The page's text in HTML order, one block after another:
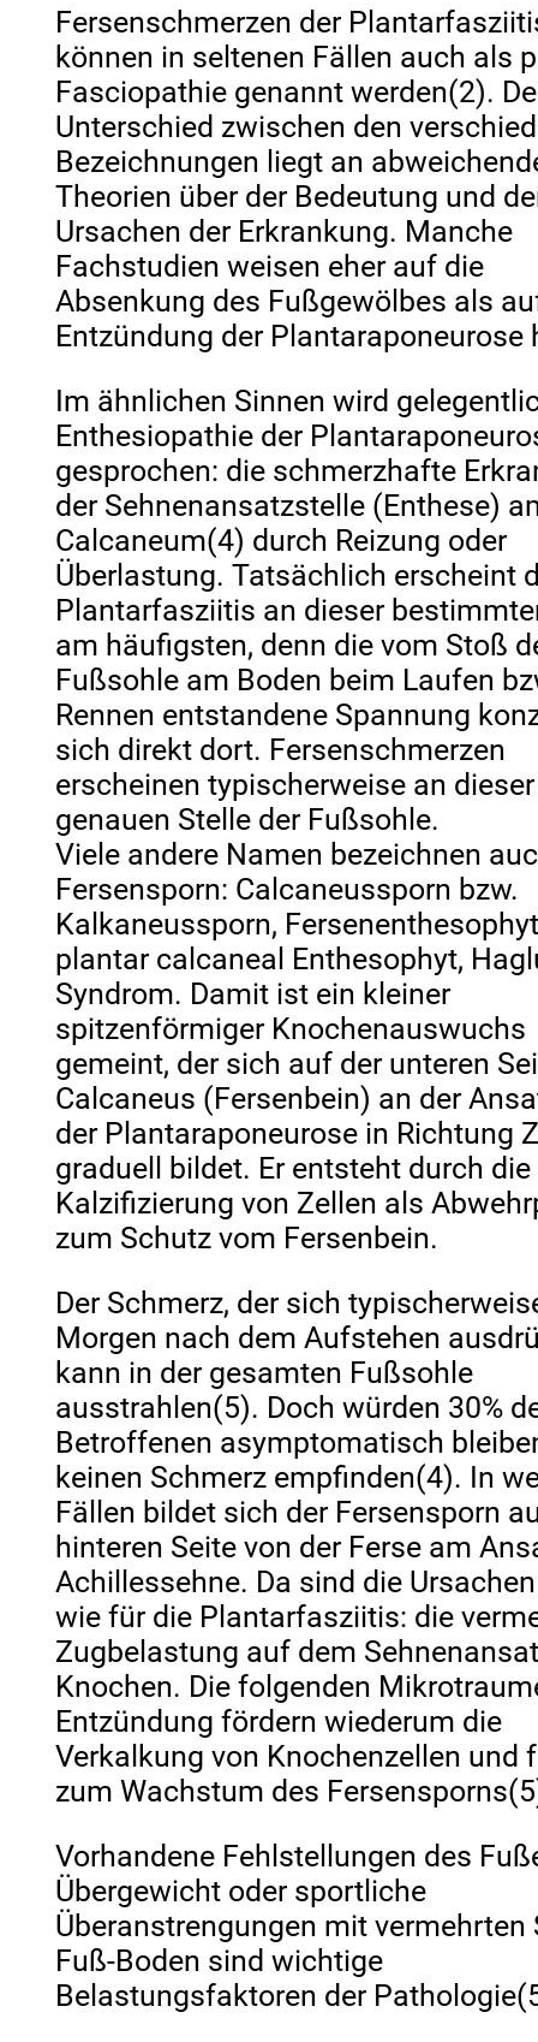
Fersenschmerzen der
können in seltenen Fällen auch als
Fasciopathie genannt werden(2).
Unterschied zwischen den
Bezeichnungen liegt an
Theorien über der Bedeutung und
Ursachen der Erkrankung. Manche
Fachstudien weisen eher auf die
Absenkung des Fußgewölbes als
Entzündung der Plantaraponeurose
Im ähnlichen Sinnen wird
Enthesiopathie der
gesprochen: die schmerzhafte
der Sehnenansatzstelle (Enthese)
Calcaneum(4) durch Reizung oder
Überlastung. Tatsächlich erscheint
Plantarfasziitis an dieser
am häufigsten, denn die vom Stoß
Fußsohle am Boden beim Laufen
Rennen entstandene Spannung
sich direkt dort. Fersenschmerzen
erscheinen typischerweise an dieser
genauen Stelle der Fußsohle.
Viele andere Namen bezeichnen
Fersensporn: Calcaneussporn bzw.
Kalkaneussporn,
plantar calcaneal Enthesophyt,
Syndrom. Damit ist ein kleiner
spitzenförmiger Knochenauswuchs
gemeint, der sich auf der unteren
Calcaneus (Fersenbein) an der
der Plantaraponeurose in Richtung
graduell bildet. Er entsteht durch die
Kalzifizierung von Zellen als
zum Schutz vom Fersenbein.
Der Schmerz, der sich
Morgen nach dem Aufstehen
kann in der gesamten Fußsohle
ausstrahlen(5). Doch würden 30%
Betroffenen asymptomatisch
keinen Schmerz empfinden(4). In
Fällen bildet sich der Fersensporn
hinteren Seite von der Ferse am
Achillessehne. Da sind die
wie für die Plantarfasziitis: die
Zugbelastung auf dem
Knochen. Die folgenden
Entzündung fördern wiederum die
Verkalkung von Knochenzellen und
zum Wachstum des
Vorhandene Fehlstellungen des
Übergewicht oder sportliche
Überanstrengungen mit vermehrten
Fuß-Boden sind wichtige
Belastungsfaktoren der